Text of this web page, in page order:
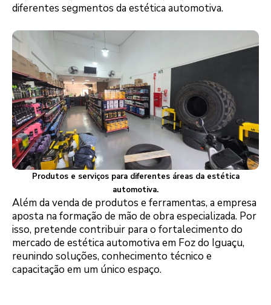
diferentes segmentos da estética automotiva.
Produtos e serviços para diferentes áreas da estética
automotiva.
Além da venda de produtos e ferramentas, a empresa
aposta na formação de mão de obra especializada. Por
isso, pretende contribuir para o fortalecimento do
mercado de estética automotiva em Foz do Iguaçu,
reunindo soluções, conhecimento técnico e
capacitação em um único espaço.